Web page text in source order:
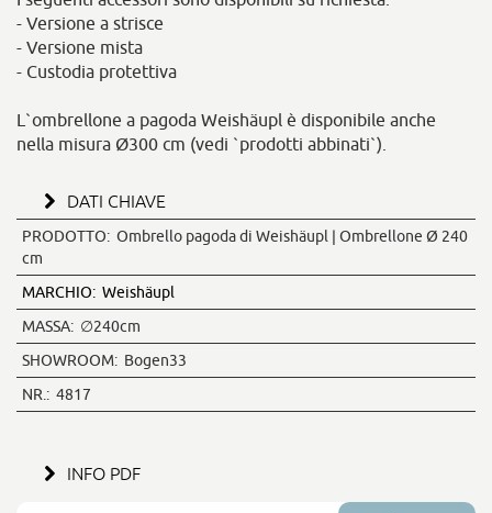
- Versione a strisce
- Versione mista
- Custodia protettiva
L`ombrellone a pagoda Weishäupl è disponibile anche
nella misura Ø300 cm (vedi `prodotti abbinati`).
DATI CHIAVE
PRODOTTO: Ombrello pagoda di Weishäupl | Ombrellone Ø 240
cm
MARCHIO: Weishäupl
MASSA: ∅240cm
SHOWROOM: Bogen33
NR.: 4817
INFO PDF